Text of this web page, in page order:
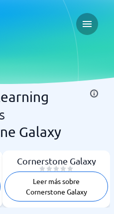
Open
Galaxy
Cornerstone Galaxy
Leer más sobre
Cornerstone Galaxy